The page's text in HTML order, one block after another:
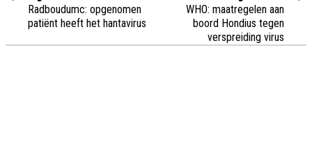
Radboudumc: opgenomen
patiënt heeft het hantavirus
WHO: maatregelen aan
boord Hondius tegen
verspreiding virus